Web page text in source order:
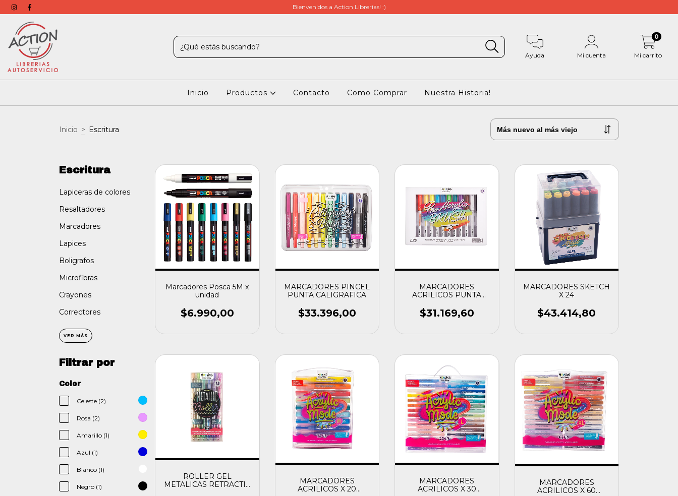
Bienvenidos a Action Librerias! :)
Ayuda Mi cuenta Mi carrito
0
Inicio Productos Contacto Como Comprar Nuestra Historia!
Inicio > Escritura
Escritura
Lapiceras de colores
Resaltadores
Marcadores
Lapices
Boligrafos
Microfibras
Crayones
Correctores
VER MÁS
Filtrar por
Color
Celeste (2)
Rosa (2)
Amarillo (1)
Azul (1)
Blanco (1)
Negro (1)
Marcadores Posca 5M x
unidad
$6.990,00
MARCADORES PINCEL
PUNTA CALIGRAFICA
$33.396,00
MARCADORES
ACRILICOS PUNTA
$31.169,60
MARCADORES SKETCH
X 24
$43.414,80
ROLLER GEL
METALICAS RETRACTIL
MARCADORES
ACRILICOS X 20
MARCADORES
ACRILICOS X 30
MARCADORES
ACRILICOS X 60